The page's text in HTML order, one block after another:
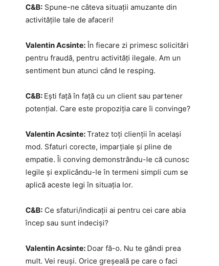
C&B: Spune-ne câteva situații amuzante din
activitățile tale de afaceri!
Valentin Acsinte: În fiecare zi primesc solicitări
pentru fraudă, pentru activități ilegale. Am un
sentiment bun atunci când le resping.
C&B: Ești față în față cu un client sau partener
potențial. Care este propoziția care îi convinge?
Valentin Acsinte:Tratez toți clienții în același
mod. Sfaturi corecte, imparțiale și pline de
empatie. Îi conving demonstrându-le că cunosc
legile și explicându-le în termeni simpli cum se
aplică aceste legi în situația lor.
C&B: Ce sfaturi/indicații ai pentru cei care abia
încep sau sunt indeciși?
Valentin Acsinte: Doar fă-o. Nu te gândi prea
mult. Vei reuși. Orice greșeală pe care o faci